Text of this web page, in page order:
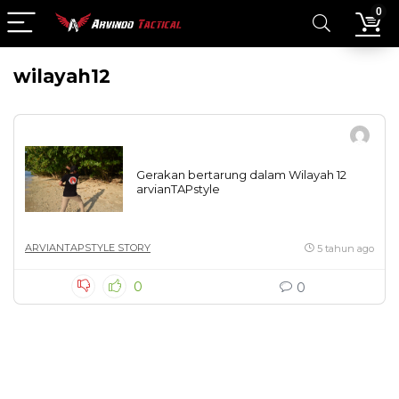
0
wilayah12
Gerakan bertarung dalam Wilayah 12
arvianTAPstyle
ARVIANTAPSTYLE STORY 5 tahun ago
0 0